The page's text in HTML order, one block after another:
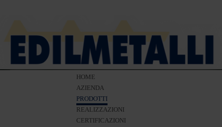
HOME
AZIENDA
PRODOTTI
REALIZZAZIONI
CERTIFICAZIONI